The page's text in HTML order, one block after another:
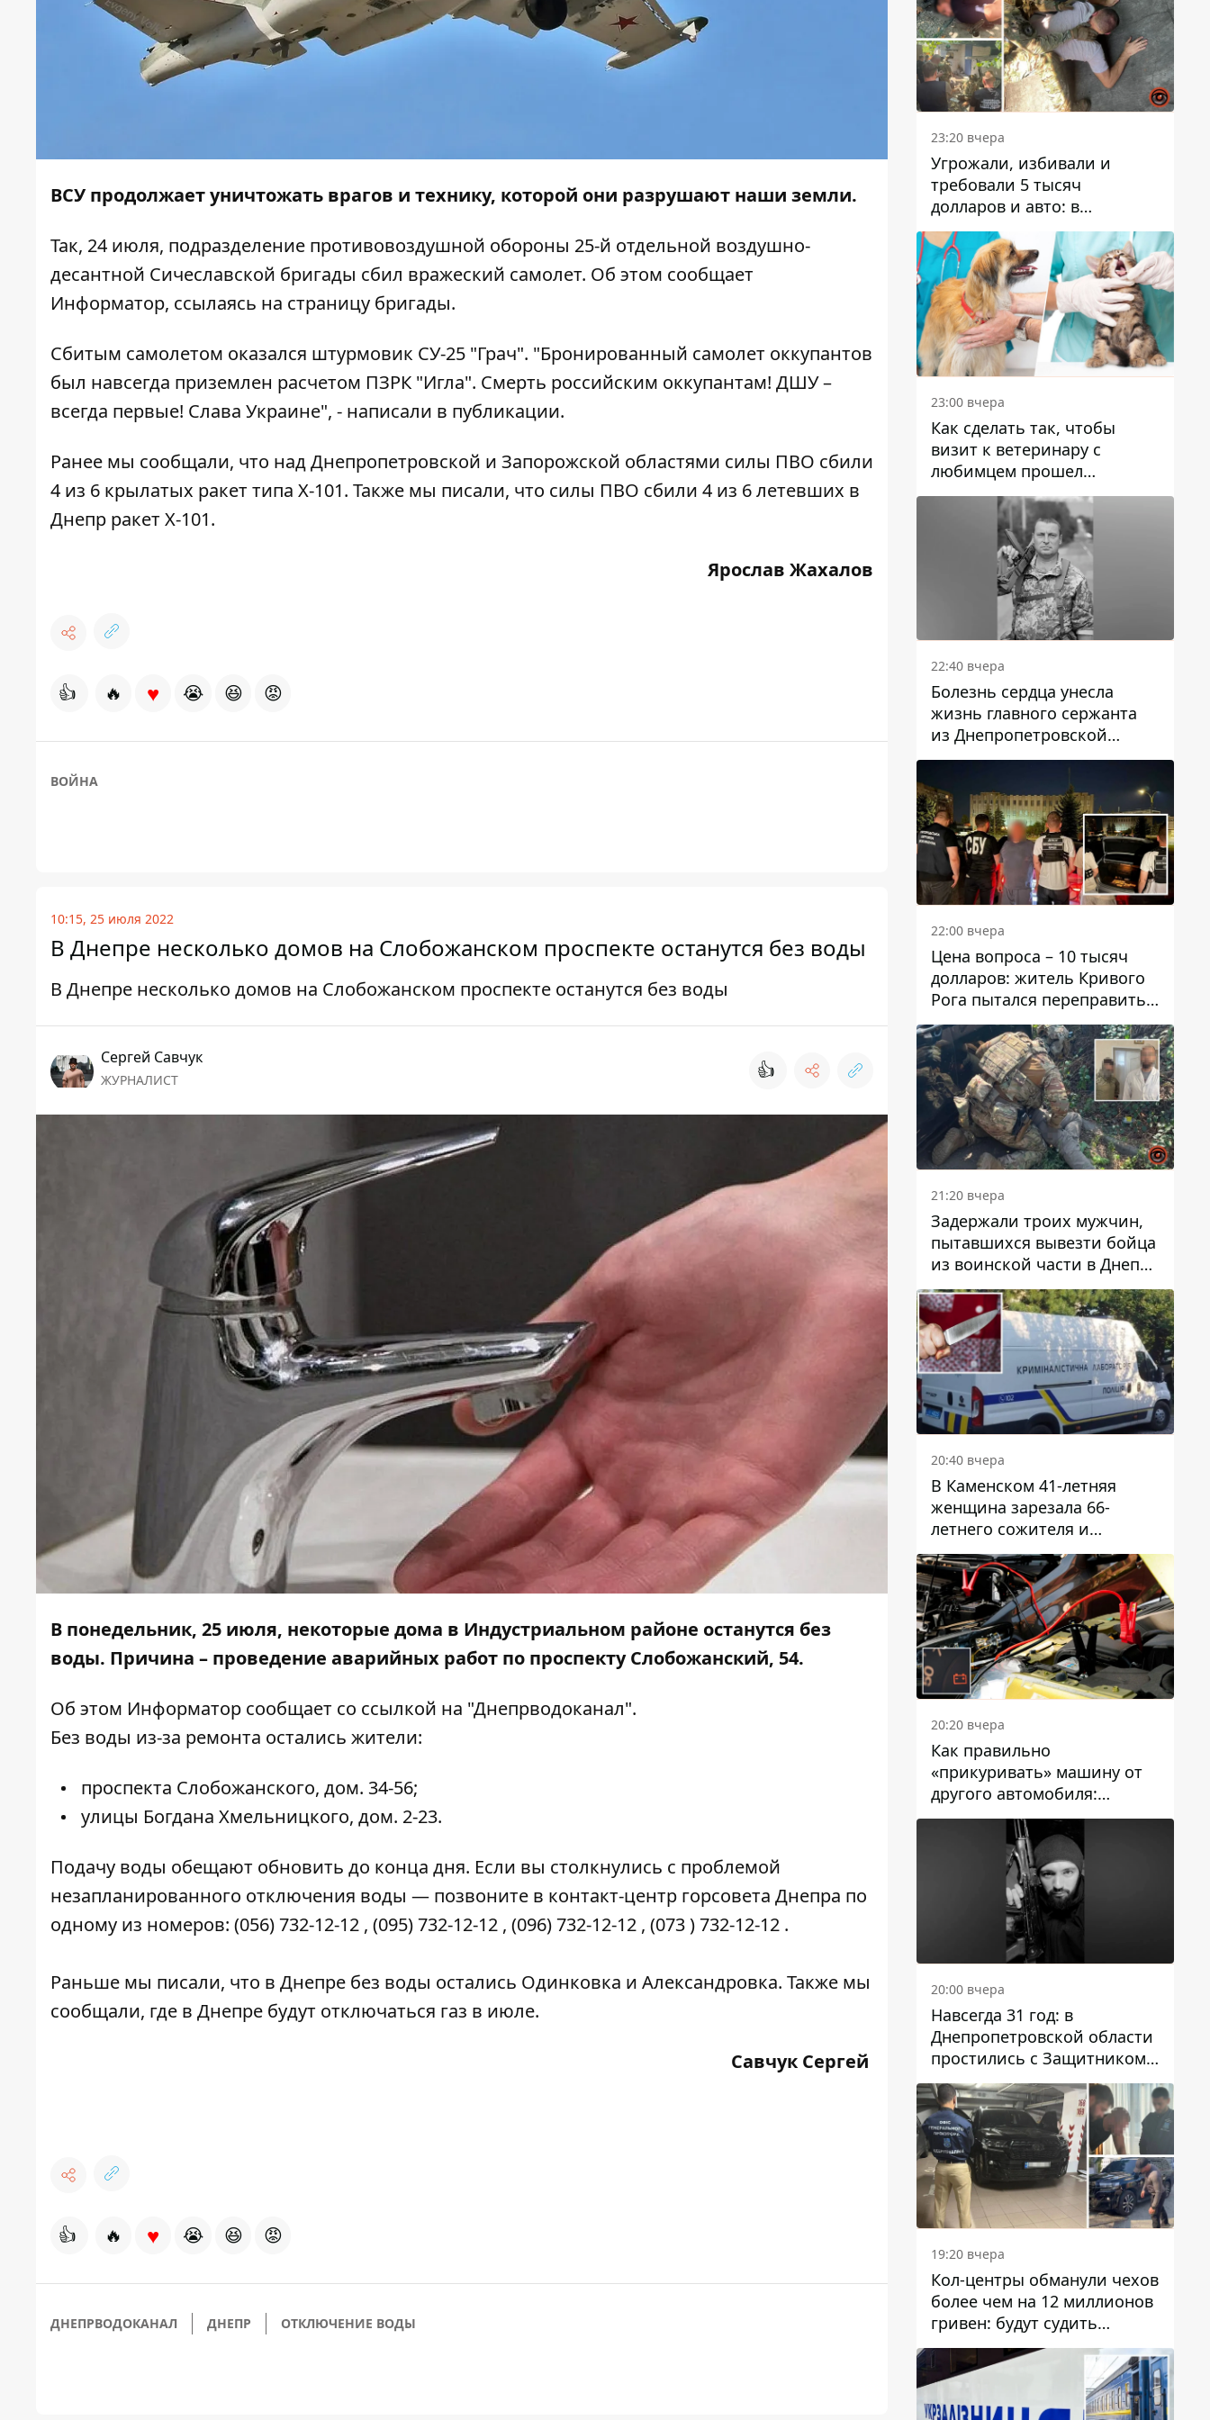
ВСУ продолжает уничтожать врагов и технику, которой они разрушают наши земли.
Так, 24 июля, подразделение противовоздушной обороны 25-й отдельной воздушно-
десантной Сичеславской бригады сбил вражеский самолет. Об этом сообщает
Информатор, ссылаясь на страницу бригады.
Сбитым самолетом оказался штурмовик СУ-25 "Грач". "Бронированный самолет оккупантов
был навсегда приземлен расчетом ПЗРК "Игла". Смерть российским оккупантам! ДШУ –
всегда первые! Слава Украине", - написали в публикации.
Ранее мы сообщали, что над Днепропетровской и Запорожской областями силы ПВО сбили
4 из 6 крылатых ракет типа Х-101. Также мы писали, что силы ПВО сбили 4 из 6 летевших в
Днепр ракет Х-101.
Ярослав Жахалов
👍 🔥 ♥ 😭 😆 😡
ВОЙНА
10:15, 25 июля 2022
В Днепре несколько домов на Слобожанском проспекте останутся без воды
В Днепре несколько домов на Слобожанском проспекте останутся без воды
Сергей Савчук
ЖУРНАЛИСТ 👍
В понедельник, 25 июля, некоторые дома в Индустриальном районе останутся без
воды. Причина – проведение аварийных работ по проспекту Слобожанский, 54.
Об этом Информатор сообщает со ссылкой на "Днепрводоканал".
Без воды из-за ремонта остались жители:
проспекта Слобожанского, дом. 34-56;
улицы Богдана Хмельницкого, дом. 2-23.
Подачу воды обещают обновить до конца дня. Если вы столкнулись с проблемой
незапланированного отключения воды — позвоните в контакт-центр горсовета Днепра по
одному из номеров: (056) 732-12-12 , (095) 732-12-12 , (096) 732-12-12 , (073 ) 732-12-12 .
Раньше мы писали, что в Днепре без воды остались Одинковка и Александровка. Также мы
сообщали, где в Днепре будут отключаться газ в июле.
Савчук Сергей
👍 🔥 ♥ 😭 😆 😡
ДНЕПРВОДОКАНАЛ ДНЕПР ОТКЛЮЧЕНИЕ ВОДЫ
23:20 вчера
Угрожали, избивали и
требовали 5 тысяч
долларов и авто: в
Павлограде задержали двух
мужчин
23:00 вчера
Как сделать так, чтобы
визит к ветеринару с
любимцем прошел
спокойно: простые советы
22:40 вчера
Болезнь сердца унесла
жизнь главного сержанта
из Днепропетровской
области Юрия Свистуна
22:00 вчера
Цена вопроса – 10 тысяч
долларов: житель Кривого
Рога пытался переправить
мужчину в Словакию
21:20 вчера
Задержали троих мужчин,
пытавшихся вывезти бойца
из воинской части в Днепр
за 7 тысяч долларов: среди
них был врач
20:40 вчера
В Каменском 41-летняя
женщина зарезала 66-
летнего сожителя и
пыталась обмануть
полицейских
20:20 вчера
Как правильно
«прикуривать» машину от
другого автомобиля:
инструкция для водителей
20:00 вчера
Навсегда 31 год: в
Днепропетровской области
простились с Защитником
Александром Репиным
19:20 вчера
Кол-центры обманули чехов
более чем на 12 миллионов
гривен: будут судить
днепрянина,
организовавшего
транснациональную
преступную организацию